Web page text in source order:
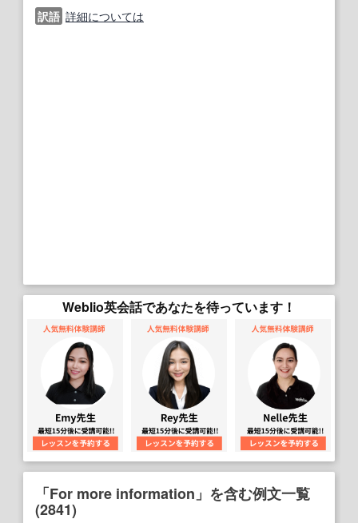
訳語 詳細については
Weblio英会話であなたを待っています！
「For more information」を含む例文一覧
(2841)